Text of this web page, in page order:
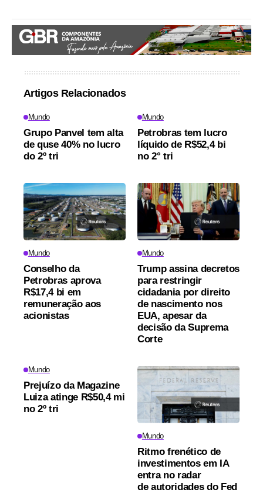
Artigos Relacionados
Mundo
Grupo Panvel tem alta
de quse 40% no lucro
do 2º tri
Mundo
Petrobras tem lucro
líquido de R$52,4 bi
no 2° tri
Mundo
Conselho da
Petrobras aprova
R$17,4 bi em
remuneração aos
acionistas
Mundo
Trump assina decretos
para restringir
cidadania por direito
de nascimento nos
EUA, apesar da
decisão da Suprema
Corte
Mundo
Prejuízo da Magazine
Luiza atinge R$50,4 mi
no 2º tri
Mundo
Ritmo frenético de
investimentos em IA
entra no radar
de autoridades do Fed